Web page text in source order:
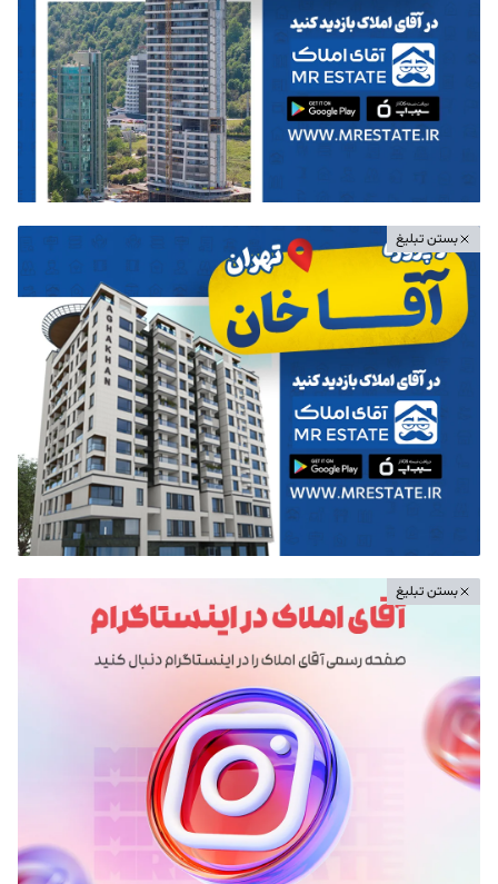
بستن تبلیغ
بستن تبلیغ